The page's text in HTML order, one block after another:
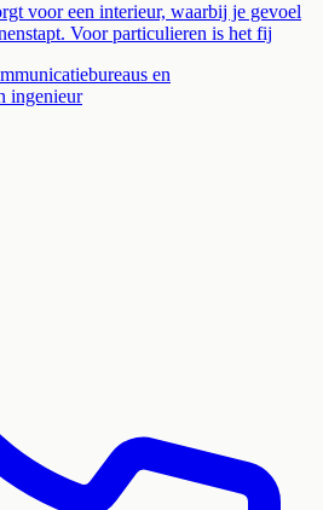
voor een interieur, waarbij je gevoel
Voor particulieren is het fij
en
ingenieur